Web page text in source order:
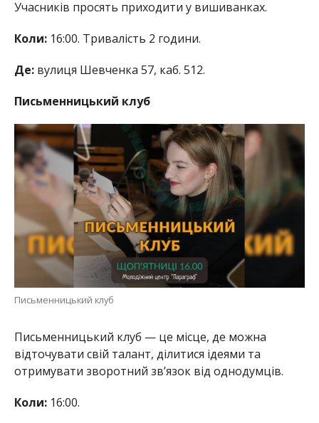
Учасників просять приходити у вишиванках.
Коли:16:00. Тривалість 2 години.
Де:вулиця Шевченка 57, каб. 512.
Письменницький клуб
Письменницький клуб
Письменницький клуб — це місце, де можна
відточувати свій талант, ділитися ідеями та
отримувати зворотний зв’язок від однодумців.
Коли:16:00.